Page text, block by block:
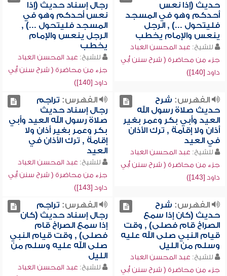
حديث (إذا نعس
أحدكم وهو في المسجد
فليتحول ...) , الرجل
ينعس والإمام يخطب
للشيخ: عبد المحسن العباد
جزء من محاضرة ( شرح سنن أبي
داود [140])
رجال إسناد حديث (إذا
نعس أحدكم وهو في
المسجد فليتحول ...) ,
الرجل ينعس والإمام
يخطب
للشيخ: عبد المحسن العباد
جزء من محاضرة ( شرح سنن أبي
داود [140])
الفهرس: شرح
حديث صلاة رسول الله
العيد وأبي بكر وعمر بغير
أذان ولا إقامة , ترك الأذان
في العيد
للشيخ: عبد المحسن العباد
جزء من محاضرة ( شرح سنن أبي
داود [143])
الفهرس: تراجم
رجال إسناد حديث
صلاة رسول الله العيد وأبي
بكر وعمر بغير أذان ولا
إقامة , ترك الأذان في
العيد
للشيخ: عبد المحسن العباد
جزء من محاضرة ( شرح سنن أبي
داود [143])
الفهرس: شرح
حديث (كان إذا سمع
الصراخ قام فصلى) , وقت
قيام النبي صلى الله عليه
وسلم من الليل
للشيخ: عبد المحسن العباد
جزء من محاضرة ( شرح سنن أبي
الفهرس: تراجم
رجال إسناد حديث (كان
إذا سمع الصراخ قام
فصلى) , وقت قيام النبي
صلى الله عليه وسلم من
الليل
للشيخ: عبد المحسن العباد